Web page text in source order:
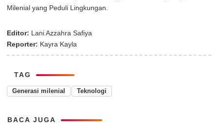
Milenial yang Peduli Lingkungan.
Editor: Lani Azzahra Safiya
Reporter: Kayra Kayla
TAG
Generasi milenial Teknologi
BACA JUGA